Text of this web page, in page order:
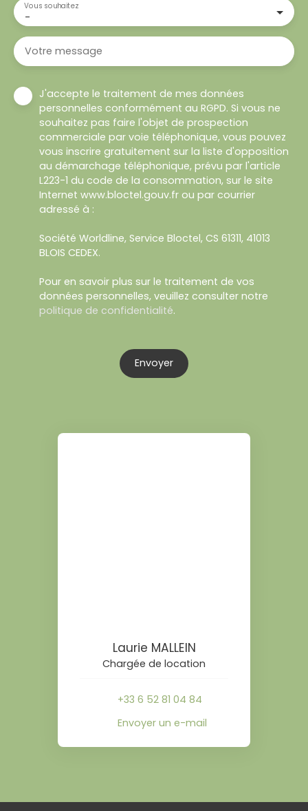
-
Vous souhaitez
Votre message
J'accepte le traitement de mes données
personnelles conformément au RGPD. Si vous ne
souhaitez pas faire l'objet de prospection
commerciale par voie téléphonique, vous pouvez
vous inscrire gratuitement sur la liste d'opposition
au démarchage téléphonique, prévu par l'article
L223-1 du code de la consommation, sur le site
Internet www.bloctel.gouv.fr ou par courrier
adressé à :
Société Worldline, Service Bloctel, CS 61311, 41013
BLOIS CEDEX.
Pour en savoir plus sur le traitement de vos
données personnelles, veuillez consulter notre
politique de confidentialité.
Envoyer
Laurie MALLEIN
Chargée de location
+33 6 52 81 04 84
Envoyer un e-mail